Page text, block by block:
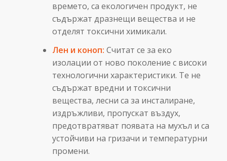
времето, са екологичен продукт, не
съдържат дразнещи вещества и не
отделят токсични химикали.
Лен и коноп: Считат се за еко
изолации от ново поколение с високи
технологични характеристики. Те не
съдържат вредни и токсични
вещества, лесни са за инсталиране,
издръжливи, пропускат въздух,
предотвратяват появата на мухъл и са
устойчиви на гризачи и температурни
промени.